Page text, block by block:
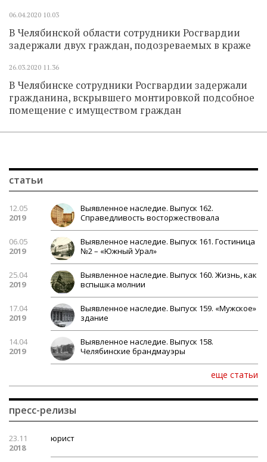
06.04.2020 10.03
В Челябинской области сотрудники Росгвардии
задержали двух граждан, подозреваемых в краже
26.03.2020 11.36
В Челябинске сотрудники Росгвардии задержали
гражданина, вскрывшего монтировкой подсобное
помещение с имуществом граждан
статьи
12.05
2019
Выявленное наследие. Выпуск 162.
Справедливость восторжествовала
06.05
2019
Выявленное наследие. Выпуск 161. Гостиница
№2 – «Южный Урал»
25.04
2019
Выявленное наследие. Выпуск 160. Жизнь, как
вспышка молнии
17.04
2019
Выявленное наследие. Выпуск 159. «Мужское»
здание
14.04
2019
Выявленное наследие. Выпуск 158.
Челябинские брандмауэры
еще статьи
пресс-релизы
23.11
2018
юрист